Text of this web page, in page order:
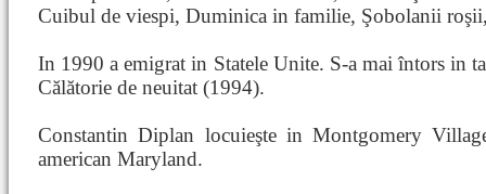
Cuibul de viespi, Duminica in familie, Şobolanii
In 1990 a emigrat in Statele Unite. S-a mai întors in
Călătorie de neuitat (1994).
Constantin Diplan locuieşte in Montgomery
american Maryland.